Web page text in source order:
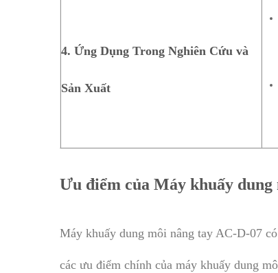
4. Ứng Dụng Trong Nghiên Cứu và
Sản Xuất
Ưu điểm của Máy khuấy
Máy khuấy dung môi nâng tay AC-D-07
các ưu điểm chính của máy khuấy dung